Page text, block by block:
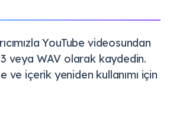
YouTube videosundan
veya WAV olarak kaydedin.
ve içerik yeniden kullanımı için